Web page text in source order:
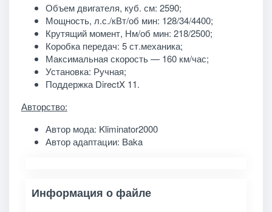
Объем двигателя, куб. см: 2590;
Мощность, л.с./кВт/об мин: 128/34/4400;
Крутящий момент, Нм/об мин: 218/2500;
Коробка передач: 5 ст.механика;
Максимальная скорость — 160 км/час;
Установка: Ручная;
Поддержка DirectX 11.
Авторство:
Автор мода: Kliminator2000
Автор адаптации: Baka
Информация о файле